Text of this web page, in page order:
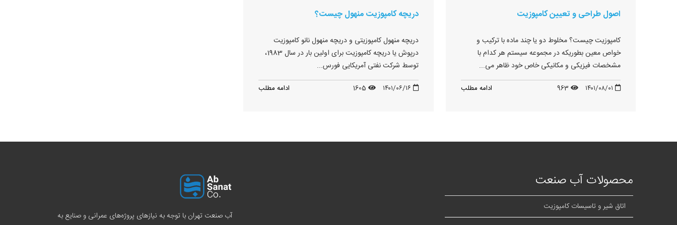
اصول طراحی و تعیین کامپوزیت
کامپوزیت چیست؟ مخلوط دو یا چند ماده با ترکیب و
خواص معین بطوریکه در مجموعه سیستم هر کدام با
مشخصات فیزیکی و مکانیکی خاص خود ظاهر می...
۱۴۰۱/۰۸/۰۱ 963 ادامه مطلب
دریچه کامپوزیت منهول چیست؟
دریچه منهول کامپوزیتی و دریچه منهول نانو کامپوزیت
درپوش یا دریچه کامپوزیت برای اولین بار در سال 1983،
توسط شرکت نفتی آمریکایی فورس...
۱۴۰۱/۰۶/۱۶ 1605 ادامه مطلب
محصولات آب صنعت
اتاق شیر و تاسیسات کامپوزیت
آب صنعت تهران با توجه به نیازهای پروژه‌های عمرانی و صنایع به